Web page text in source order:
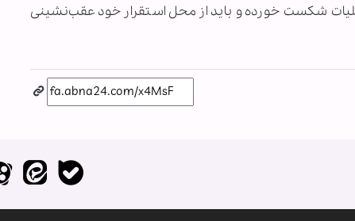
شکست خورده و باید از محل استقرار خود عقب‌نشینی